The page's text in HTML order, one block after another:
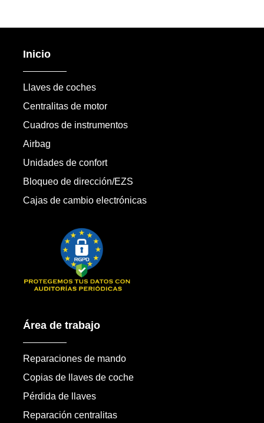
Inicio
Llaves de coches
Centralitas de motor
Cuadros de instrumentos
Airbag
Unidades de confort
Bloqueo de dirección/EZS
Cajas de cambio electrónicas
Área de trabajo
Reparaciones de mando
Copias de llaves de coche
Pérdida de llaves
Reparación centralitas